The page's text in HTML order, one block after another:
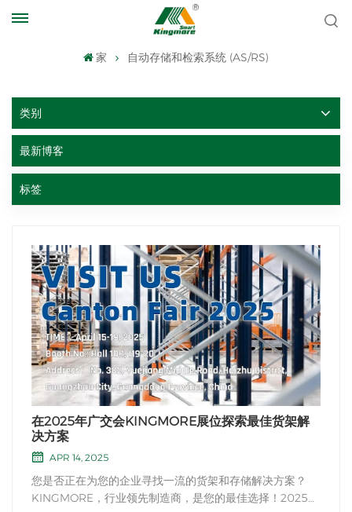
家 自动存储和检索系统 (AS/RS)
类别
最新博客
标签
在2025年广交会KINGMORE展位探索最佳货架解
决方案
APR 14, 2025
您是否正在为您的企业寻找一流的货架和存储解决方案？
KINGMORE，行业领先制造商，是您的最佳选择！2025年